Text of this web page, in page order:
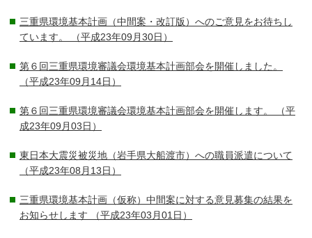
三重県環境基本計画（中間案・改訂版）へのご意見をお待ちし
ています。
（平成23年09月30日）
第６回三重県環境審議会環境基本計画部会を開催しました。
（平成23年09月14日）
第６回三重県環境審議会環境基本計画部会を開催します。
（平
成23年09月03日）
東日本大震災被災地（岩手県大船渡市）への職員派遣について
（平成23年08月13日）
三重県環境基本計画（仮称）中間案に対する意見募集の結果を
お知らせします （平成23年03月01日）